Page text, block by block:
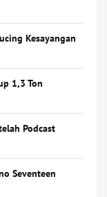
Kesayangan
1,3 Ton
Podcast
Seventeen